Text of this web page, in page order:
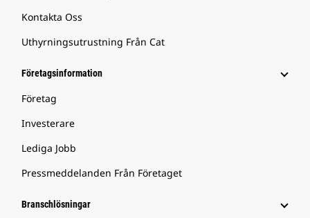
Kontakta Oss
Uthyrningsutrustning Från Cat
Företagsinformation
Företag
Investerare
Lediga Jobb
Pressmeddelanden Från Företaget
Branschlösningar